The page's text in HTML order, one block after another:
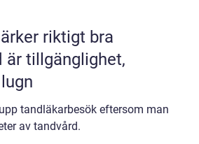
riktigt bra
är tillgänglighet,
tandläkarbesök eftersom man
av tandvård.